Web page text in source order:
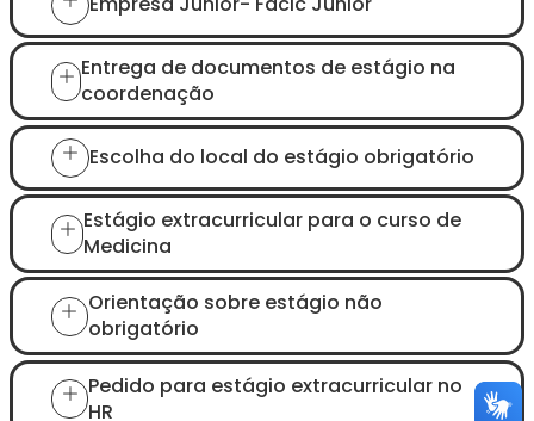
Entrega de documentos de estágio na
coordenação
Escolha do local do estágio obrigatório
Estágio extracurricular para o curso de
Medicina
Orientação sobre estágio não
obrigatório
Pedido para estágio extracurricular no
HR